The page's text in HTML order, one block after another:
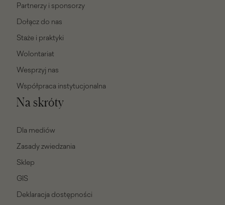
Partnerzy i sponsorzy
Dołącz do nas
Staże i praktyki
Wolontariat
Wesprzyj nas
Współpraca instytucjonalna
Na skróty
Dla mediów
Zasady zwiedzania
Sklep
GIS
Deklaracja dostępności